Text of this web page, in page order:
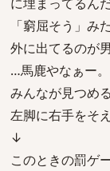
「窮屈そう」み
外に出てるのが
…馬鹿やなぁー。
みんなが見つめ
左脚に右手をそ
↓
このときの罰ゲ